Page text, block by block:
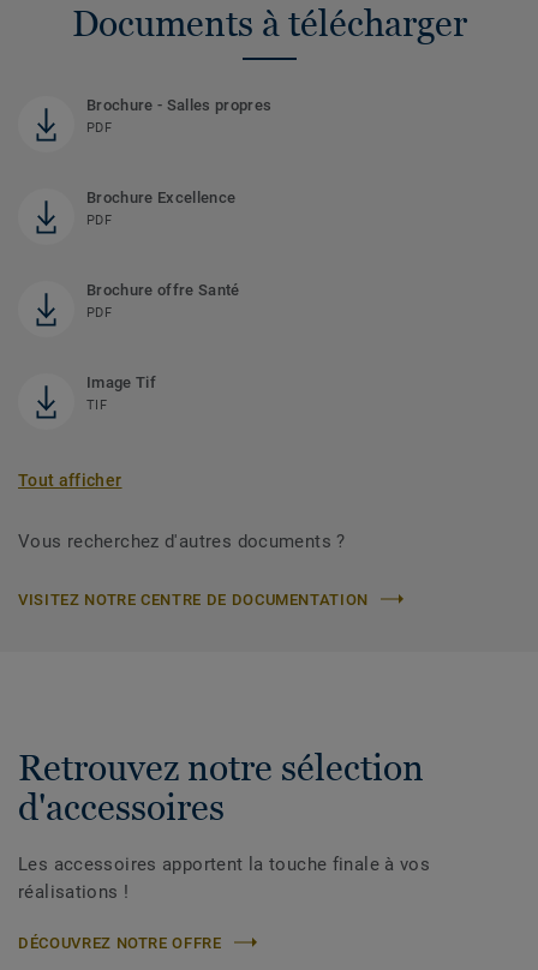
Documents à télécharger
Brochure - Salles propres
PDF
Brochure Excellence
PDF
Brochure offre Santé
PDF
Image Tif
TIF
Tout afficher
Vous recherchez d'autres documents ?
VISITEZ NOTRE CENTRE DE DOCUMENTATION
Retrouvez notre sélection
d'accessoires
Les accessoires apportent la touche finale à vos
réalisations !
DÉCOUVREZ NOTRE OFFRE